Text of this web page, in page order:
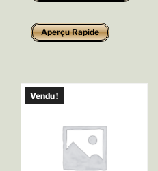
Aperçu Rapide
Vendu !